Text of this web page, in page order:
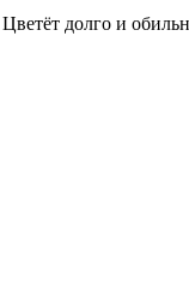
долго и